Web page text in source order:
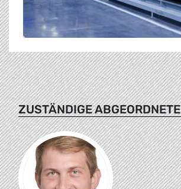
ZUSTÄNDIGE ABGEORDNETE